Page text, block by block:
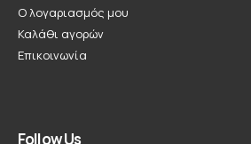
Ο λογαριασμός μου
Καλάθι αγορών
Επικοινωνία
Follow Us